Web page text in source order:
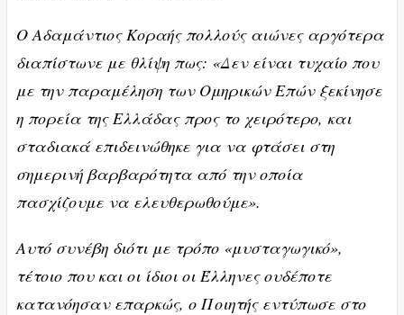
Ο Αδαμάντιος Κοραής πολλούς αιώνες αργότερα
διαπίστωνε με θλίψη πως: «Δεν είναι τυχαίο που
με την παραμέληση των Ομηρικών Επών ξεκίνησε
η πορεία της Ελλάδας προς το χειρότερο, και
σταδιακά επιδεινώθηκε για να φτάσει στη
σημερινή βαρβαρότητα από την οποία
πασχίζουμε να ελευθερωθούμε».
Αυτό συνέβη διότι με τρόπο «μυσταγωγικό»,
τέτοιο που και οι ίδιοι οι Έλληνες ουδέποτε
κατανόησαν επαρκώς, ο Ποιητής εντύπωσε στο